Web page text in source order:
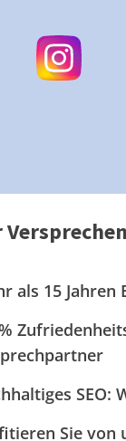
als 15
Sie von